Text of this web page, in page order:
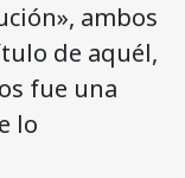
ambos
de aquél,
fue una
lo